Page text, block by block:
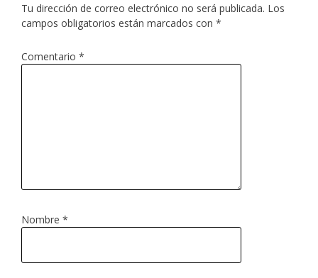
Tu dirección de correo electrónico no será publicada. Los
campos obligatorios están marcados con *
Comentario *
Nombre *